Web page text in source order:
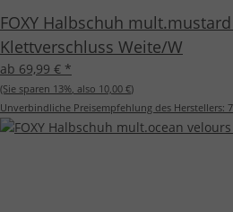
FOXY Halbschuh
Klettverschluss Weite/W
ab 69,99 € *
(Sie sparen 13%, also 10,00 €)
Unverbindliche Preisempfehlung des Herstellers: